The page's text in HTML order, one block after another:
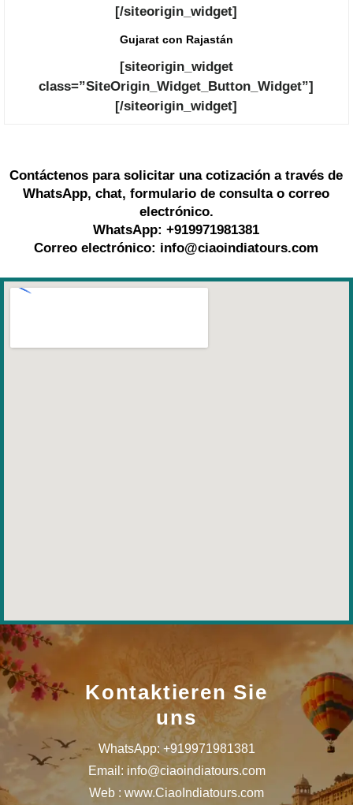
[/siteorigin_widget]
Gujarat con Rajastán
[siteorigin_widget
class=”SiteOrigin_Widget_Button_Widget”]
[/siteorigin_widget]
Contáctenos para solicitar una cotización a través de
WhatsApp, chat, formulario de consulta o correo
electrónico.
WhatsApp: +919971981381
Correo electrónico: info@ciaoindiatours.com
Kontaktieren Sie
uns
WhatsApp: +919971981381
Email: info@ciaoindiatours.com
Web : www.CiaoIndiatours.com